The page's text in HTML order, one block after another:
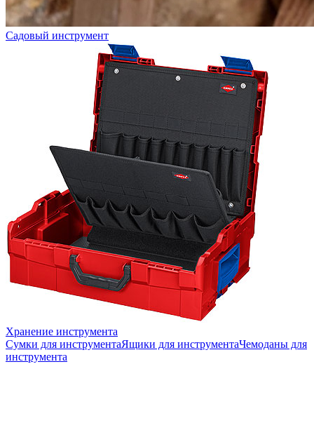
Садовый инструмент
Хранение инструмента
Сумки для инструментаЯщики для инструментаЧемоданы для
инструмента